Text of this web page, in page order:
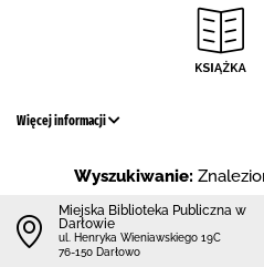
Więcej informacji
Wyszukiwanie:
Miejska Biblioteka Publiczna w
Darłowie
ul. Henryka Wieniawskiego 19C
76-150 Darłowo